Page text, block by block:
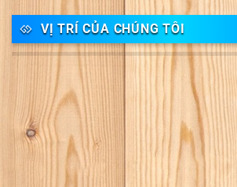
VỊ TRÍ CỦA CHÚNG TÔI